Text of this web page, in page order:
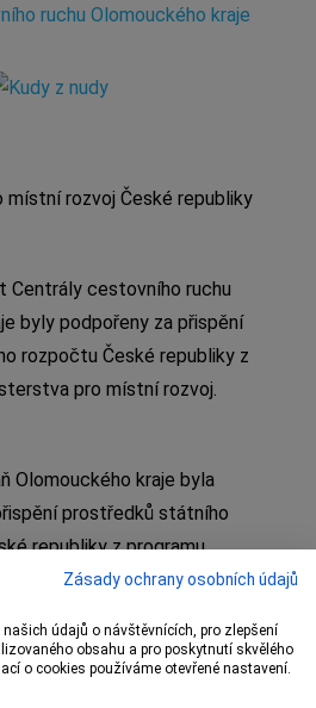
Centrály cestovního ruchu
byly podpořeny za přispění
rozpočtu České republiky z
pro místní rozvoj.
Olomouckého kraje byla
prostředků státního
republiky z programu
pro místní rozvoj
Zásady ochrany osobních údajů
údajů o návštěvnících, pro zlepšení
obsahu a pro poskytnutí skvělého
o cookies používáme otevřené nastavení.